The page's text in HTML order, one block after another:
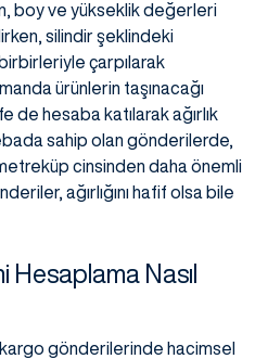
boy ve yükseklik değerleri
silindir şeklindeki
çarpılarak
ürünlerin taşınacağı
de hesaba katılarak ağırlık
sahip olan gönderilerde,
cinsinden daha önemli
ağırlığını hafif olsa bile
Hesaplama Nasıl
gönderilerinde hacimsel